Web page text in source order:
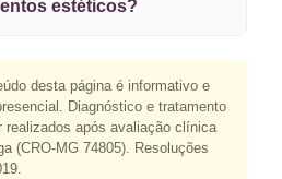
estéticos?
desta página é informativo e
Diagnóstico e tratamento
realizados após avaliação clínica
(CRO-MG 74805). Resoluções